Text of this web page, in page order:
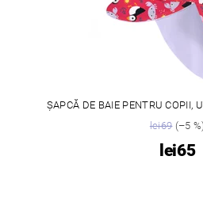
ȘAPCĂ DE BAIE PENTRU COPII,
lei69(–5
lei65